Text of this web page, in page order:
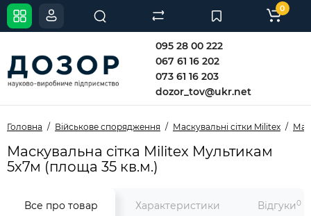
095 28 00 222
067 61 16 202
073 61 16 203
dozor_tov@ukr.net
0
Головна Військове спорядження Маскувальні сітки Militex
Маскувальна сітка Militex Мультикам
5х7м (площа 35 кв.м.)
Все про товар Характеристики Відгуки0